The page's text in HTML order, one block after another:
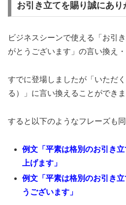
お引き立てを賜り誠にあ
ビジネスシーンで使える「お引
がとうございます」の言い換え
すでに登場しましたが「いただ
る）」に言い換えることができま
すると以下のようなフレーズも
例文「平素は格別のお引き
上げます」
例文「平素は格別のお引き
うございます」